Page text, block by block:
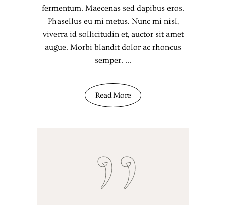
fermentum. Maecenas sed dapibus eros.
Phasellus eu mi metus. Nunc mi nisl,
viverra id sollicitudin et, auctor sit amet
augue. Morbi blandit dolor ac rhoncus
semper.
Read More